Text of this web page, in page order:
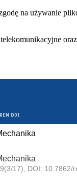
na używanie
17), DOI: 10.7862/